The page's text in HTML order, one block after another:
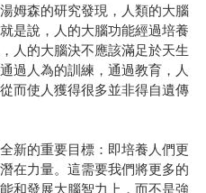
森的研究發現，人類的大腦
是說，人的大腦功能經過培養
人的大腦決不應該滿足於天生
過人為的訓練，通過教育，人
而使人獲得很多並非得自遺傳
的重要目標：即培養人們更
在力量。這需要我們將更多的
和發展大腦智力上，而不是強